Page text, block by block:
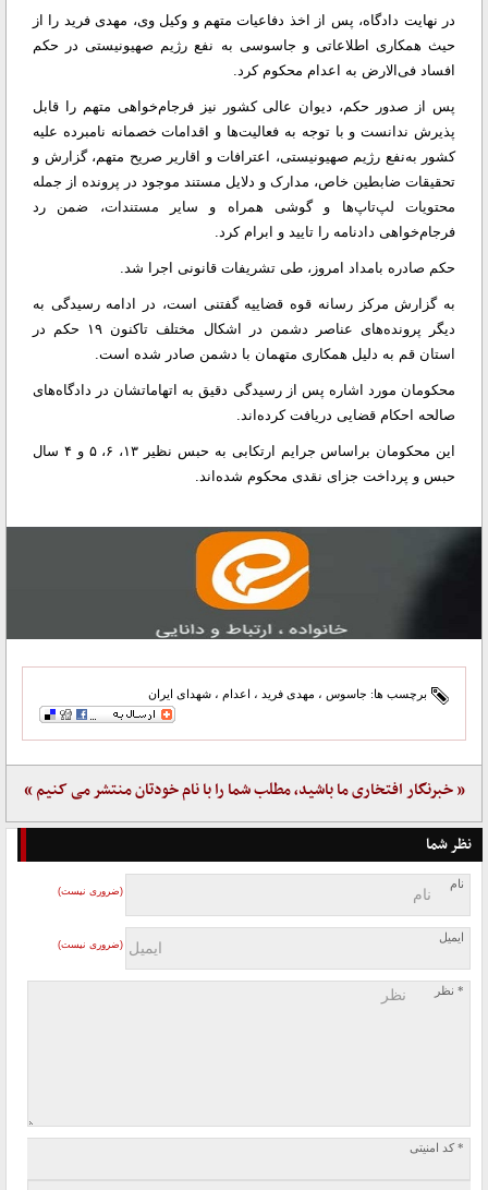
در نهایت دادگاه، پس از اخذ دفاعیات متهم و وکیل وی، مهدی فرید را از
حیث همکاری اطلاعاتی و جاسوسی به نفع رژیم صهیونیستی در حکم
افساد فی‌الارض به اعدام محکوم کرد.
پس از صدور حکم، دیوان عالی کشور نیز فرجام‌خواهی متهم را قابل
پذیرش ندانست و با توجه به فعالیت‌ها و اقدامات خصمانه نامبرده علیه
کشور به‌نفع رژیم صهیونیستی، اعترافات و اقاریر صریح متهم، گزارش و
تحقیقات ضابطین خاص، مدارک و دلایل مستند موجود در پرونده از جمله
محتویات لپ‌تاپ‌ها و گوشی همراه و سایر مستندات، ضمن رد
فرجام‌خواهی دادنامه را تایید و ابرام کرد.
حکم صادره بامداد امروز، طی تشریفات قانونی اجرا شد.
به گزارش مرکز رسانه قوه قضاییه گفتنی است، در ادامه رسیدگی به
دیگر پرونده‌های عناصر دشمن در اشکال مختلف تاکنون ۱۹ حکم در
استان قم به دلیل همکاری متهمان با دشمن صادر شده است.
محکومان مورد اشاره پس از رسیدگی دقیق به اتهاماتشان در دادگاه‌های
صالحه احکام قضایی دریافت کرده‌اند.
این محکومان براساس جرایم ارتکابی به حبس نظیر ۱۳، ۶، ۵ و ۴ سال
حبس و پرداخت جزای نقدی محکوم شده‌اند.
برچسب ها: جاسوس ، مهدی فرید ، اعدام ، شهدای ایران
« خبرنگار افتخاری ما باشید، مطلب شما را با نام خودتان منتشر می کنیم »
نظر شما
نام
(ضروری نیست)
ایمیل
(ضروری نیست)
* نظر
* کد امنیتی